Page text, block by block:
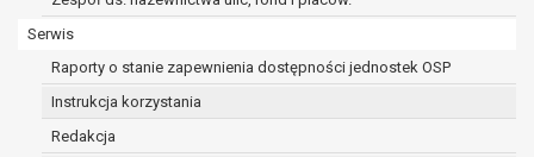
Serwis
Raporty o stanie zapewnienia dostępności jednostek OSP
Instrukcja korzystania
Redakcja
ograniczenia,
danych dla swoich celów, ale osoba,
której dane dotyczą, potrzebuje ich do
ustalenia, obrony lub dochodzenia
roszczeń,